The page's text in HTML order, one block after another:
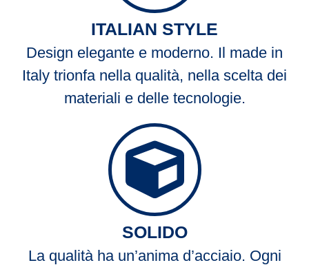
ITALIAN STYLE
Design elegante e moderno. Il made in
Italy trionfa nella qualità, nella scelta dei
materiali e delle tecnologie.
SOLIDO
La qualità ha un’anima d’acciaio. Ogni